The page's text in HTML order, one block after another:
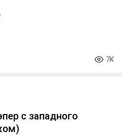
7K
с западного